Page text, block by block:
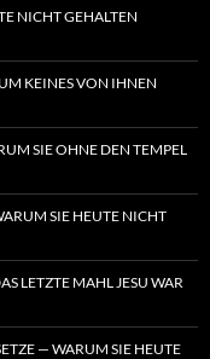
NICHT GEHALTEN
KEINES VON IHNEN
SIE OHNE DEN TEMPEL
SIE HEUTE NICHT
LETZTE MAHL JESU WAR
— WARUM SIE HEUTE